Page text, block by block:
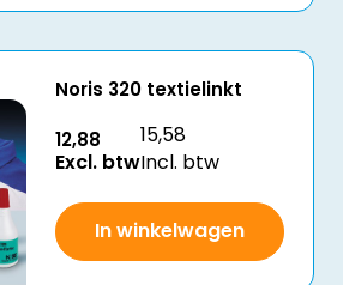
Noris 320 textielinkt
12,88
Excl. btw
15,58
Incl. btw
In winkelwagen